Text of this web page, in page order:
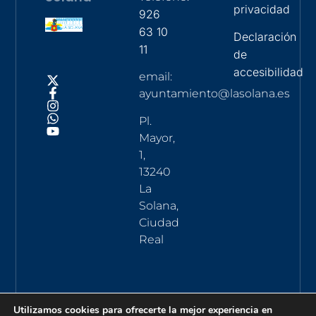
926
63 10
11
email:
ayuntamiento@lasolana.es
Pl.
Mayor,
1,
13240
La
Solana,
Ciudad
Real
privacidad
Declaración
de
accesibilidad
Utilizamos cookies para ofrecerte la mejor experiencia en